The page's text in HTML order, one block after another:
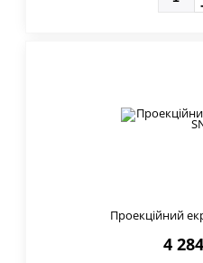
Проекційний
4